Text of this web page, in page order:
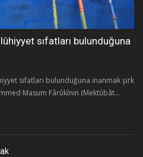
sıfatları bulunduğuna
sıfatları bulunduğuna inanmak şirk
Masum Fârûkînin (Mektûbât...